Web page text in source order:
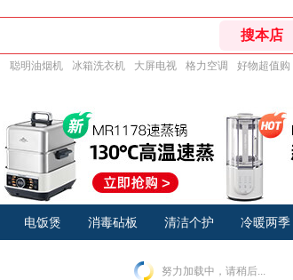
聪明油烟机 冰箱洗衣机 大屏电视 格力空调 好物超值购
电饭煲 消毒砧板 清洁个护 冷暖两季
努力加载中，请稍后...